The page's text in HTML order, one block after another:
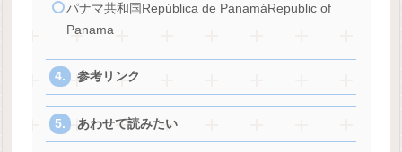
パナマ共和国República de PanamáRepublic of
Panama
参考リンク
あわせて読みたい